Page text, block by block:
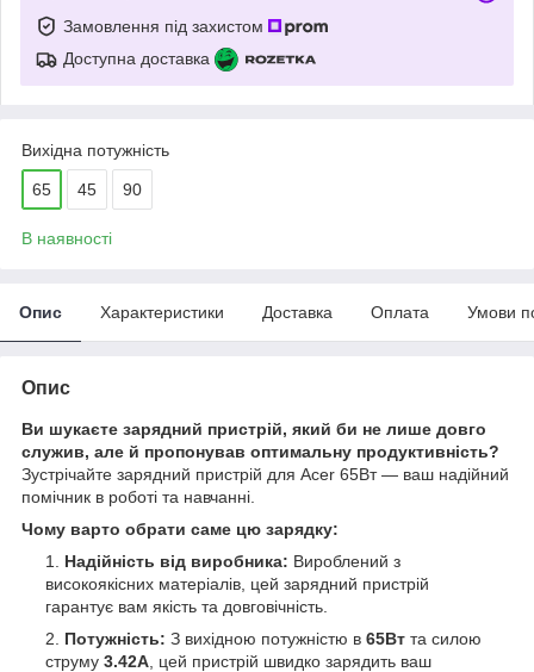
Замовлення під захистом
Доступна доставка
Вихідна потужність
65 45 90
В наявності
Опис Характеристики Доставка Оплата Умови
Опис
Ви шукаєте зарядний пристрій, який би не лише довго
служив, але й пропонував оптимальну продуктивність?
Зустрічайте зарядний пристрій для Acer 65Вт — ваш надійний
помічник в роботі та навчанні.
Чому варто обрати саме цю зарядку:
Надійність від виробника: Вироблений з
високоякісних матеріалів, цей зарядний пристрій
гарантує вам якість та довговічність.
Потужність: З вихідною потужністю в 65Вт та силою
струму 3.42А , цей пристрій швидко зарядить ваш